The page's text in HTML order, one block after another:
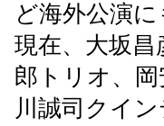
ど海外公演
現在、大坂
郎トリオ、
川誠司クイ